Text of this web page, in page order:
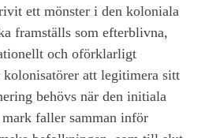
ett mönster i den koloniala
framställs som efterblivna,
och oförklarligt
att legitimera sitt
behövs när den initiala
faller samman inför